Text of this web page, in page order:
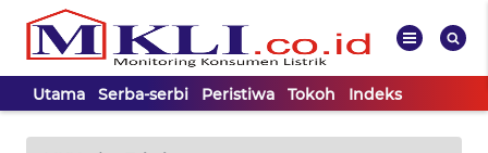
Utama Serba-serbi Peristiwa Tokoh Indeks
Tutup